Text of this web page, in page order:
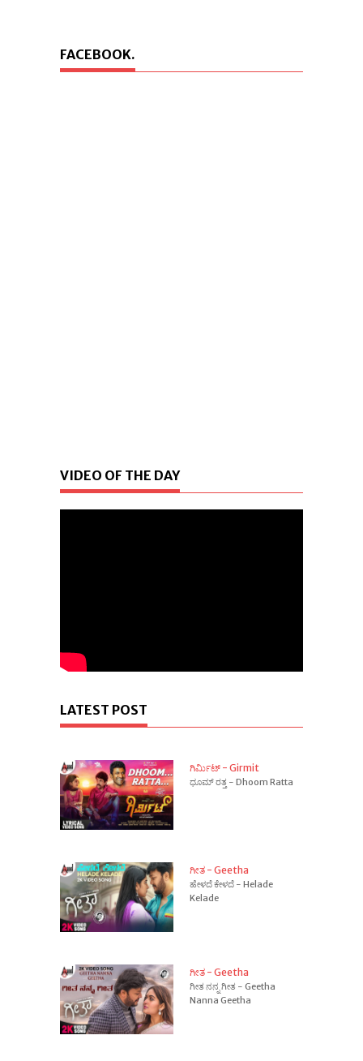
FACEBOOK.
VIDEO OF THE DAY
LATEST POST
ಗಿರ್ಮಿಟ್ - Girmit
ಧೂಮ್ ರತ್ತ - Dhoom Ratta
ಗೀತ - Geetha
ಹೇಳದೆ ಕೇಳದೆ - Helade
Kelade
ಗೀತ - Geetha
ಗೀತ ನನ್ನ ಗೀತ - Geetha
Nanna Geetha